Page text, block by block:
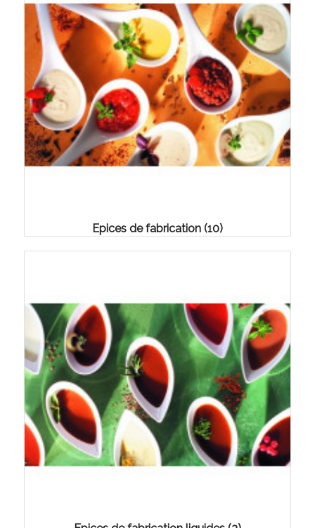
Epices de fabrication (10)